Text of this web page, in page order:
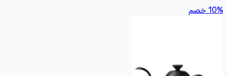
10% خصم